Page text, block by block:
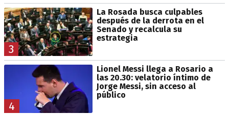
3
La Rosada busca culpables
después de la derrota en el
Senado y recalcula su
estrategia
4
Lionel Messi llega a Rosario a
las 20.30: velatorio íntimo de
Jorge Messi, sin acceso al
público